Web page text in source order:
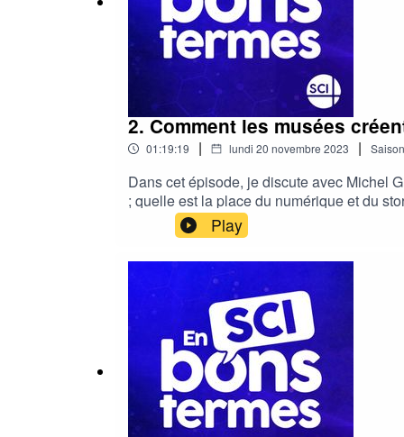
2. Comment les musées
01:19:19 | lundi 20 novembre 2023 | Saison
Dans cet épisode, je discute avec Michel
; quelle est la place du numérique et du
travail de Michel :LinkedIn : https://
parle avec des personnes expertes de la
vulgarisatrice — sur YouTube et ailleurs.
Play